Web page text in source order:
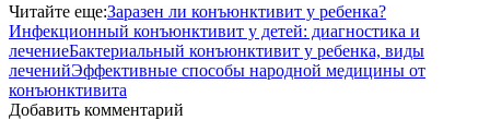
Читайте еще:Заразен ли конъюнктивит у ребенка?
Инфекционный конъюнктивит у детей: диагностика и
лечениеБактериальный конъюнктивит у ребенка, виды
леченийЭффективные способы народной медицины от
конъюнктивита
Добавить комментарий